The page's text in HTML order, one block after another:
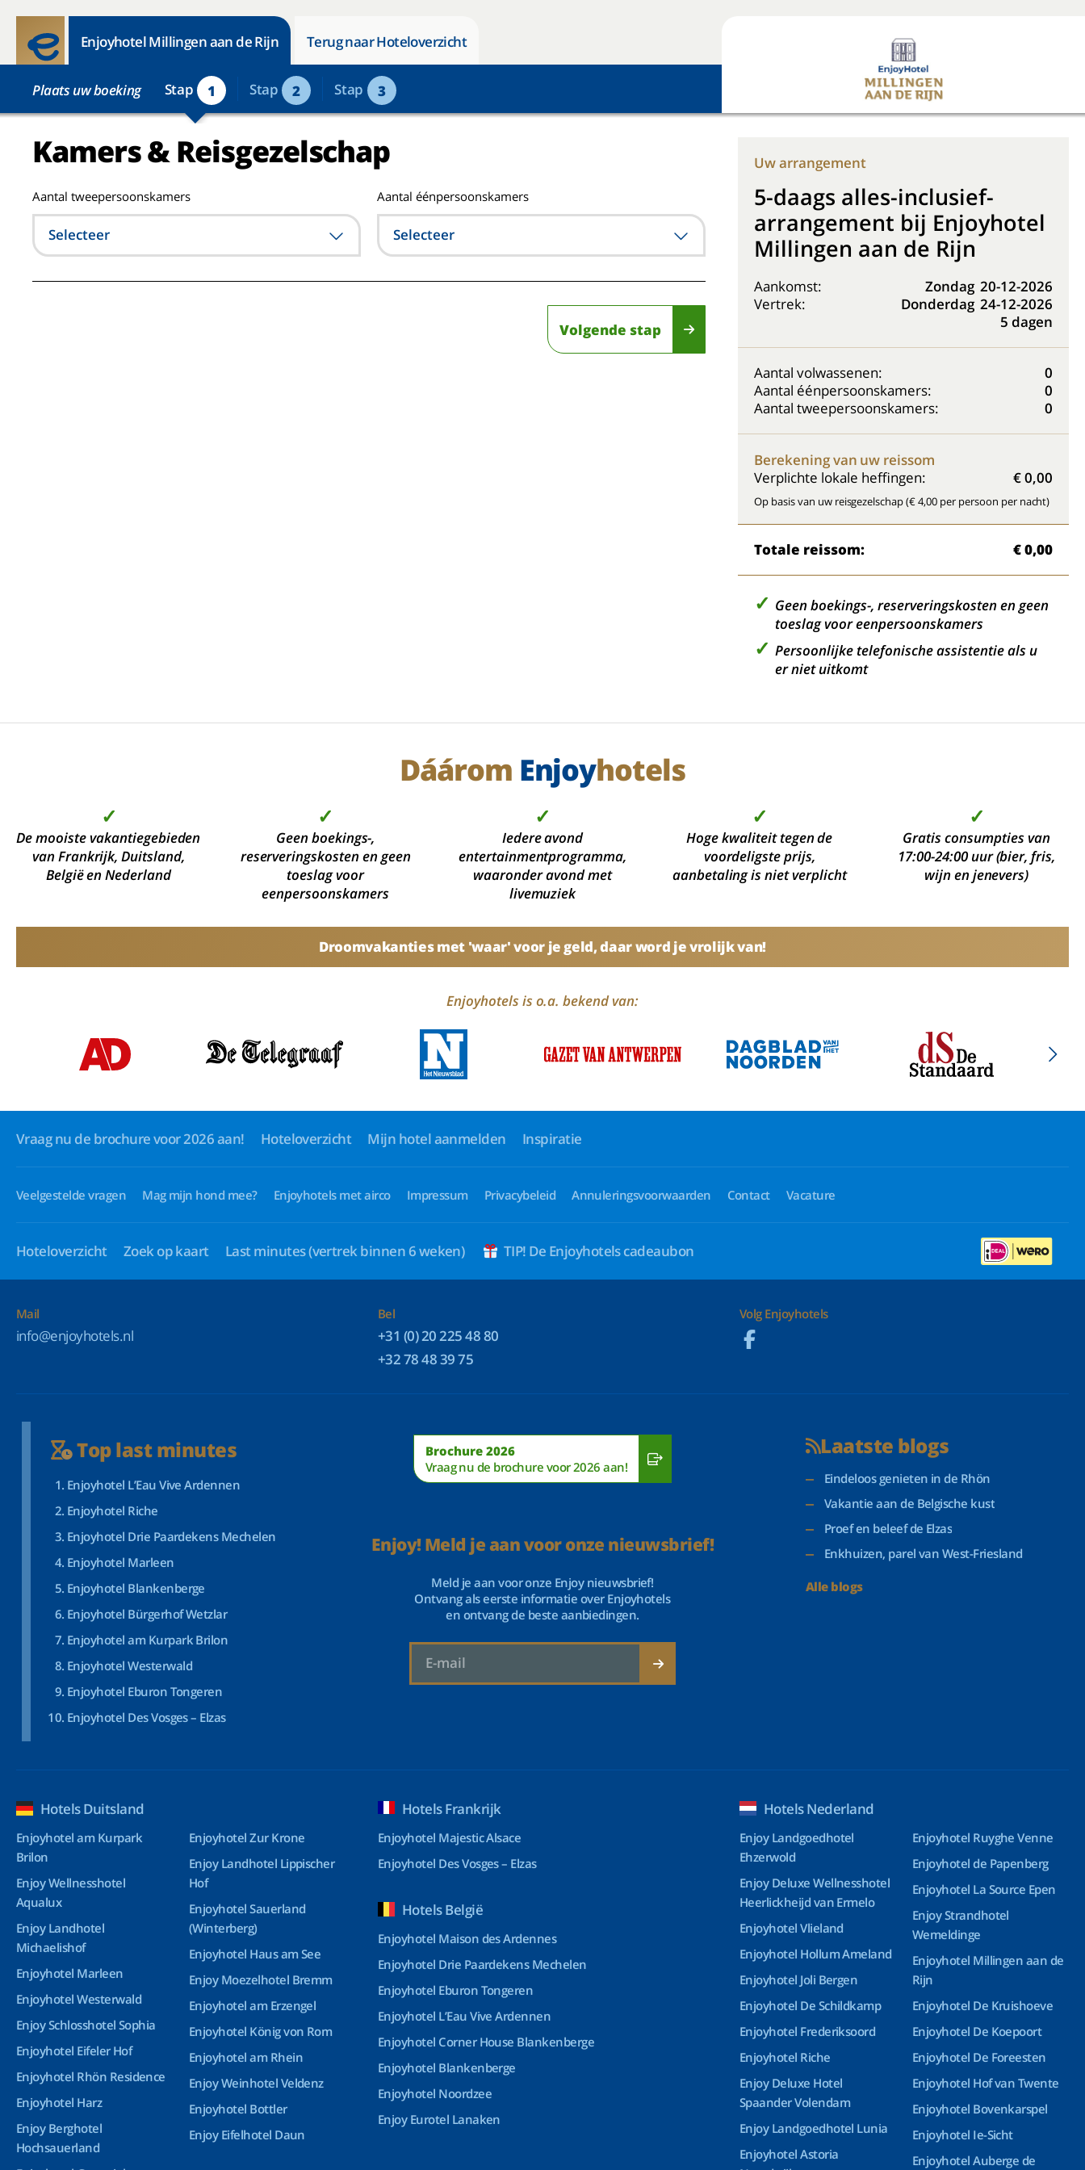
+31 (0) 20 225 48 80
Enjoyhotel Millingen aan de Rijn Terug naar Hoteloverzicht
Plaats uw boeking Stap 1 Stap 2 Stap 3
Kamers & Reisgezelschap
Aantal tweepersoonskamers
Selecteer
Aantal éénpersoonskamers
Selecteer
Volgende stap
Uw arrangement
5-daags alles-inclusief-
arrangement bij Enjoyhotel
Millingen aan de Rijn
Aankomst: Zondag 20-12-2026
Vertrek:
Donderdag 24-12-2026
5 dagen
Aantal volwassenen:
0
Aantal éénpersoonskamers:
0
Aantal tweepersoonskamers:
0
Berekening van uw reissom
Verplichte lokale heffingen:
€ 0,00
Op basis van uw reisgezelschap (€ 4,00 per persoon per nacht)
Totale reissom: € 0,00
Geen boekings-, reserveringskosten en geen
toeslag voor eenpersoonskamers
Persoonlijke telefonische assistentie als u
er niet uitkomt
Dáárom Enjoyhotels
✓
De mooiste vakantiegebieden
van Frankrijk, Duitsland,
België en Nederland
✓
Geen boekings-,
reserveringskosten en geen
toeslag voor
eenpersoonskamers
✓
Iedere avond
entertainmentprogramma,
waaronder avond met
livemuziek
✓
Hoge kwaliteit tegen de
voordeligste prijs,
aanbetaling is niet verplicht
✓
Gratis consumpties van
17:00-24:00 uur (bier, fris,
wijn en jenevers)
Droomvakanties met 'waar' voor je geld, daar word je vrolijk van!
Enjoyhotels is o.a. bekend van:
Vraag nu de brochure voor 2026 aan! Hoteloverzicht Mijn hotel aanmelden Inspiratie
Veelgestelde vragen Mag mijn hond mee? Enjoyhotels met airco Impressum Privacybeleid Annuleringsvoorwaarden Contact Vacature
Hoteloverzicht Zoek op kaart Last minutes(vertrek binnen 6 weken) TIP! De Enjoyhotels cadeaubon
Mail
info@enjoyhotels.nl
Bel
+31 (0) 20 225 48 80
+32 78 48 39 75
Volg Enjoyhotels
Top last minutes
Enjoyhotel L’Eau Vive Ardennen
Enjoyhotel Riche
Enjoyhotel Drie Paardekens Mechelen
Enjoyhotel Marleen
Enjoyhotel Blankenberge
Enjoyhotel Bürgerhof Wetzlar
Enjoyhotel am Kurpark Brilon
Enjoyhotel Westerwald
Enjoyhotel Eburon Tongeren
Enjoyhotel Des Vosges – Elzas
Brochure 2026
Vraag nu de brochure voor 2026 aan!
Enjoy! Meld je aan voor onze nieuwsbrief!
Meld je aan voor onze Enjoy nieuwsbrief!
Ontvang als eerste informatie over Enjoyhotels
en ontvang de beste aanbiedingen.
Laatste blogs
Eindeloos genieten in de Rhön
Vakantie aan de Belgische kust
Proef en beleef de Elzas
Enkhuizen, parel van West-Friesland
Alle blogs
Hotels Duitsland
Enjoyhotel am Kurpark
Brilon
Enjoy Wellnesshotel
Aqualux
Enjoy Landhotel
Michaelishof
Enjoyhotel Marleen
Enjoyhotel Westerwald
Enjoy Schlosshotel Sophia
Enjoyhotel Eifeler Hof
Enjoyhotel Rhön Residence
Enjoyhotel Harz
Enjoy Berghotel
Hochsauerland
Enjoyhotel Zur Krone
Enjoy Landhotel Lippischer
Hof
Enjoyhotel Sauerland
(Winterberg)
Enjoyhotel Haus am See
Enjoy Moezelhotel Bremm
Enjoyhotel am Erzengel
Enjoyhotel König von Rom
Enjoyhotel am Rhein
Enjoy Weinhotel Veldenz
Enjoyhotel Bottler
Enjoy Eifelhotel Daun
Hotels Frankrijk
Enjoyhotel Majestic Alsace
Enjoyhotel Des Vosges – Elzas
Hotels België
Enjoyhotel Maison des Ardennes
Enjoyhotel Drie Paardekens Mechelen
Enjoyhotel Eburon Tongeren
Enjoyhotel L’Eau Vive Ardennen
Enjoyhotel Corner House Blankenberge
Enjoyhotel Blankenberge
Enjoyhotel Noordzee
Enjoy Eurotel Lanaken
Hotels Nederland
Enjoy Landgoedhotel
Ehzerwold
Enjoy Deluxe Wellnesshotel
Heerlickheijd van Ermelo
Enjoyhotel Vlieland
Enjoyhotel Hollum Ameland
Enjoyhotel Joli Bergen
Enjoyhotel De Schildkamp
Enjoyhotel Frederiksoord
Enjoyhotel Riche
Enjoy Deluxe Hotel
Spaander Volendam
Enjoy Landgoedhotel Lunia
Enjoyhotel Astoria
Enjoyhotel Ruyghe Venne
Enjoyhotel de Papenberg
Enjoyhotel La Source Epen
Enjoy Strandhotel
Wemeldinge
Enjoyhotel Millingen aan de
Rijn
Enjoyhotel De Kruishoeve
Enjoyhotel De Koepoort
Enjoyhotel De Foreesten
Enjoyhotel Hof van Twente
Enjoyhotel Bovenkarspel
Enjoyhotel Ie-Sicht
Enjoyhotel Auberge de